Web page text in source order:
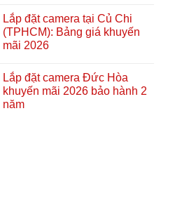
Lắp đặt camera tại Củ Chi
(TPHCM): Bảng giá khuyến
mãi 2026
Lắp đặt camera Đức Hòa
khuyến mãi 2026 bảo hành 2
năm